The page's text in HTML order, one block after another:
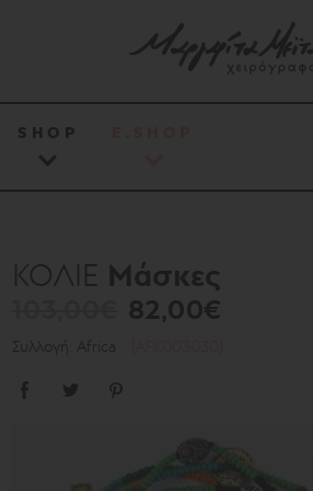
SHOP
ΚΟΛΙΕ Μάσκες
82,00€
Συλλογή: Africa